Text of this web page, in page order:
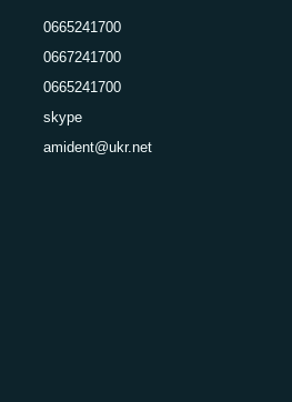
0665241700
0667241700
0665241700
skype
amident@ukr.net